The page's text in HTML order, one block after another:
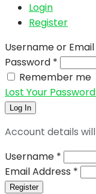
Login
Register
Username or
Password *
Remember me
Lost Your
Log In
Account details
Username *
Email Address *
Register